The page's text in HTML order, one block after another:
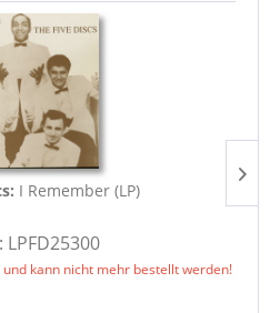
I Remember (LP)
kann nicht mehr bestellt werden!